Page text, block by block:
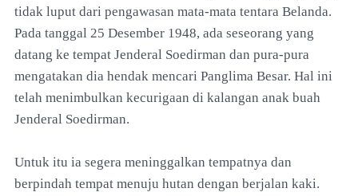
tidak luput dari pengawasan mata-mata tentara Belanda.
Pada tanggal 25 Desember 1948, ada seseorang yang
datang ke tempat Jenderal Soedirman dan pura-pura
mengatakan dia hendak mencari Panglima Besar. Hal ini
telah menimbulkan kecurigaan di kalangan anak buah
Jenderal Soedirman.
Untuk itu ia segera meninggalkan tempatnya dan
berpindah tempat menuju hutan dengan berjalan kaki.